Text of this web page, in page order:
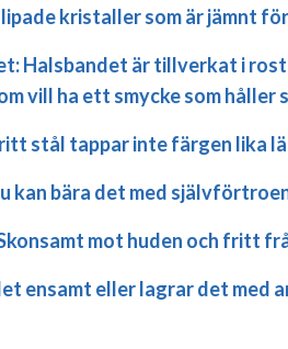
kristaller som är jämnt
Halsbandet är tillverkat i
vill ha ett smycke som håller
stål tappar inte färgen lika
kan bära det med
mot huden och fritt
ensamt eller lagrar det med